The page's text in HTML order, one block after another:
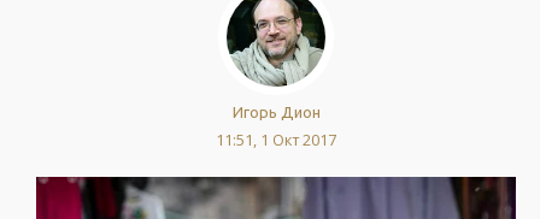
Игорь Дион
11:51, 1 Окт 2017